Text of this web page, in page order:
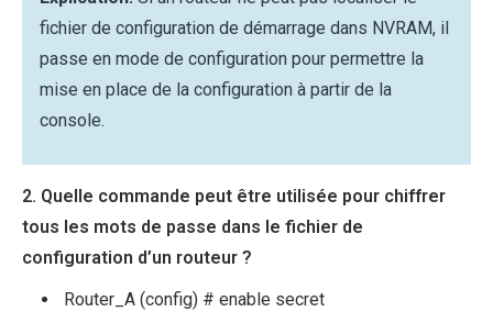
fichier de configuration de démarrage dans NVRAM, il
passe en mode de configuration pour permettre la
mise en place de la configuration à partir de la
console.
2. Quelle commande peut être utilisée pour chiffrer
tous les mots de passe dans le fichier de
configuration d’un routeur ?
Router_A (config) # enable secret